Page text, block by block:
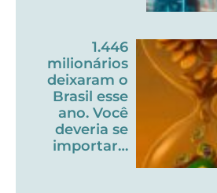
1.446
milionários
deixaram o
Brasil esse
ano. Você
deveria se
importar…